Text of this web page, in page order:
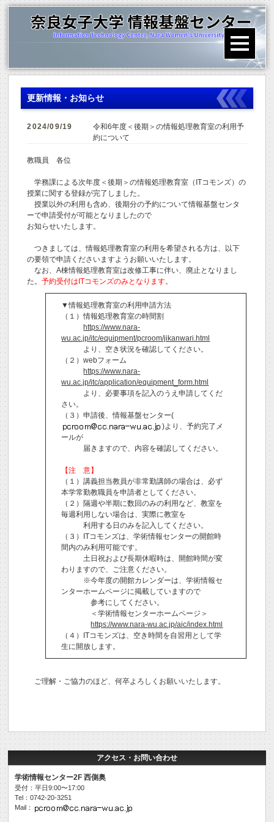
更新情報・お知らせ
2024/09/19
令和6年度＜後期＞の情報処理教育室の利用予
約について
教職員 各位
学務課による次年度＜後期＞の情報処理教育室（ITコモンズ）の
授業に関する登録が完了しました。
授業以外の利用も含め、後期分の予約について情報基盤センタ
ーで申請受付が可能となりましたので
お知らせいたします。
つきましては、情報処理教育室の利用を希望される方は、以下
の要領で申請くださいますようお願いいたします。
なお、A棟情報処理教育室は改修工事に伴い、廃止となりまし
た。予約受付はITコモンズのみとなります。
▼情報処理教育室の利用申請方法
（１）情報処理教育室の時間割
https://www.nara-
wu.ac.jp/itc/equipment/pcroom/jikanwari.html
より、空き状況を確認してください。
（２）webフォーム
https://www.nara-
wu.ac.jp/itc/application/equipment_form.html
より、必要事項を記入のうえ申請してくだ
さい。
（３）申請後、情報基盤センター(
)より、予約完了メ
ールが
届きますので、内容を確認してください。
【注 意】
（１）講義担当教員が非常勤講師の場合は、必ず
本学常勤教職員を申請者としてください。
（２）隔週や半期に数回のみの利用など、教室を
毎週利用しない場合は、実際に教室を
利用する日のみを記入してください。
（３）ITコモンズは、学術情報センターの開館時
間内のみ利用可能です。
土日祝および長期休暇時は、開館時間が変
わりますので、ご注意ください。
※今年度の開館カレンダーは、学術情報セ
ンターホームページに掲載していますので
参考にしてください。
＜学術情報センターホームページ＞
https://www.nara-wu.ac.jp/aic/index.html
（４）ITコモンズは、空き時間を自習用として学
生に開放します。
ご理解・ご協力のほど、何卒よろしくお願いいたします。
アクセス・お問い合わせ
学術情報センター2F 西側奥
受付：平日9:00〜17:00
Tel：0742-20-3251
Mail：